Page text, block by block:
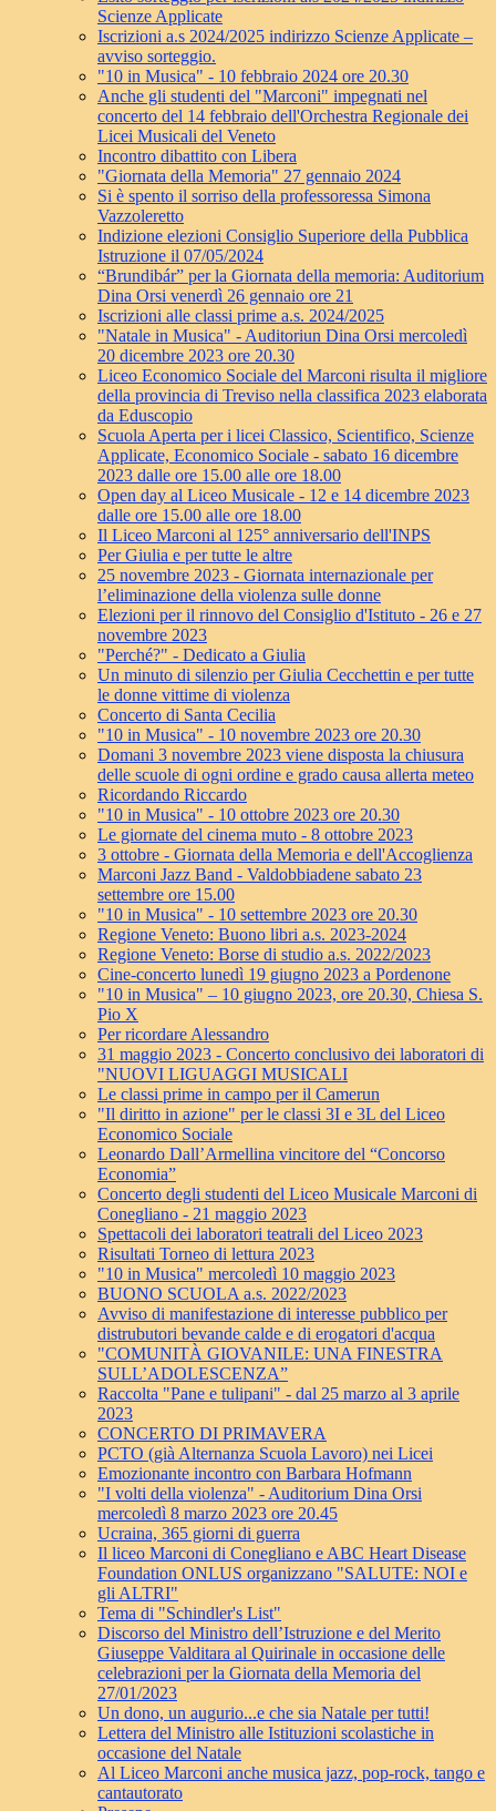
Scienze Applicate
Iscrizioni a.s 2024/2025 indirizzo Scienze Applicate –
avviso sorteggio.
"10 in Musica" - 10 febbraio 2024 ore 20.30
Anche gli studenti del "Marconi" impegnati nel
concerto del 14 febbraio dell'Orchestra Regionale dei
Licei Musicali del Veneto
Incontro dibattito con Libera
"Giornata della Memoria" 27 gennaio 2024
Si è spento il sorriso della professoressa Simona
Vazzoleretto
Indizione elezioni Consiglio Superiore della Pubblica
Istruzione il 07/05/2024
“Brundibár” per la Giornata della memoria: Auditorium
Dina Orsi venerdì 26 gennaio ore 21
Iscrizioni alle classi prime a.s. 2024/2025
"Natale in Musica" - Auditoriun Dina Orsi mercoledì
20 dicembre 2023 ore 20.30
Liceo Economico Sociale del Marconi risulta il migliore
della provincia di Treviso nella classifica 2023 elaborata
da Eduscopio
Scuola Aperta per i licei Classico, Scientifico, Scienze
Applicate, Economico Sociale - sabato 16 dicembre
2023 dalle ore 15.00 alle ore 18.00
Open day al Liceo Musicale - 12 e 14 dicembre 2023
dalle ore 15.00 alle ore 18.00
Il Liceo Marconi al 125° anniversario dell'INPS
Per Giulia e per tutte le altre
25 novembre 2023 - Giornata internazionale per
l’eliminazione della violenza sulle donne
Elezioni per il rinnovo del Consiglio d'Istituto - 26 e 27
novembre 2023
"Perché?" - Dedicato a Giulia
Un minuto di silenzio per Giulia Cecchettin e per tutte
le donne vittime di violenza
Concerto di Santa Cecilia
"10 in Musica" - 10 novembre 2023 ore 20.30
Domani 3 novembre 2023 viene disposta la chiusura
delle scuole di ogni ordine e grado causa allerta meteo
Ricordando Riccardo
"10 in Musica" - 10 ottobre 2023 ore 20.30
Le giornate del cinema muto - 8 ottobre 2023
3 ottobre - Giornata della Memoria e dell'Accoglienza
Marconi Jazz Band - Valdobbiadene sabato 23
settembre ore 15.00
"10 in Musica" - 10 settembre 2023 ore 20.30
Regione Veneto: Buono libri a.s. 2023-2024
Regione Veneto: Borse di studio a.s. 2022/2023
Cine-concerto lunedì 19 giugno 2023 a Pordenone
"10 in Musica" – 10 giugno 2023, ore 20.30, Chiesa S.
Pio X
Per ricordare Alessandro
31 maggio 2023 - Concerto conclusivo dei laboratori di
"NUOVI LIGUAGGI MUSICALI
Le classi prime in campo per il Camerun
"Il diritto in azione" per le classi 3I e 3L del Liceo
Economico Sociale
Leonardo Dall’Armellina vincitore del “Concorso
Economia”
Concerto degli studenti del Liceo Musicale Marconi di
Conegliano - 21 maggio 2023
Spettacoli dei laboratori teatrali del Liceo 2023
Risultati Torneo di lettura 2023
"10 in Musica" mercoledì 10 maggio 2023
BUONO SCUOLA a.s. 2022/2023
Avviso di manifestazione di interesse pubblico per
distrubutori bevande calde e di erogatori d'acqua
"COMUNITÀ GIOVANILE: UNA FINESTRA
SULL’ADOLESCENZA”
Raccolta "Pane e tulipani" - dal 25 marzo al 3 aprile
2023
CONCERTO DI PRIMAVERA
PCTO (già Alternanza Scuola Lavoro) nei Licei
Emozionante incontro con Barbara Hofmann
"I volti della violenza" - Auditorium Dina Orsi
mercoledì 8 marzo 2023 ore 20.45
Ucraina, 365 giorni di guerra
Il liceo Marconi di Conegliano e ABC Heart Disease
Foundation ONLUS organizzano "SALUTE: NOI e
gli ALTRI"
Tema di "Schindler's List"
Discorso del Ministro dell’Istruzione e del Merito
Giuseppe Valditara al Quirinale in occasione delle
celebrazioni per la Giornata della Memoria del
27/01/2023
Un dono, un augurio...e che sia Natale per tutti!
Lettera del Ministro alle Istituzioni scolastiche in
occasione del Natale
Al Liceo Marconi anche musica jazz, pop-rock, tango e
cantautorato